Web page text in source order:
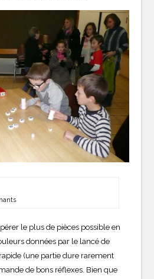
le plus de pièces possible en
données par le lancé de
(une partie dure rarement
de bons réflexes. Bien que